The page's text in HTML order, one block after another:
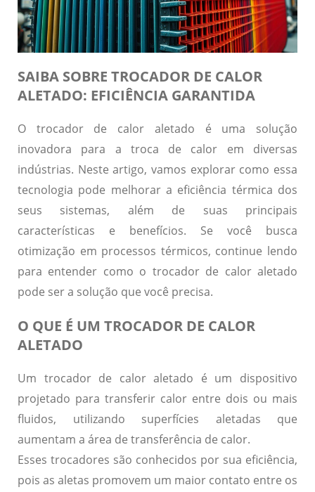
SAIBA SOBRE TROCADOR DE CALOR
ALETADO: EFICIÊNCIA GARANTIDA
O trocador de calor aletado é uma solução
inovadora para a troca de calor em diversas
indústrias. Neste artigo, vamos explorar como essa
tecnologia pode melhorar a eficiência térmica dos
seus sistemas, além de suas principais
características e benefícios. Se você busca
otimização em processos térmicos, continue lendo
para entender como o trocador de calor aletado
pode ser a solução que você precisa.
O QUE É UM TROCADOR DE CALOR
ALETADO
Um trocador de calor aletado é um dispositivo
projetado para transferir calor entre dois ou mais
fluidos, utilizando superfícies aletadas que
aumentam a área de transferência de calor.
Esses trocadores são conhecidos por sua eficiência,
pois as aletas promovem um maior contato entre os